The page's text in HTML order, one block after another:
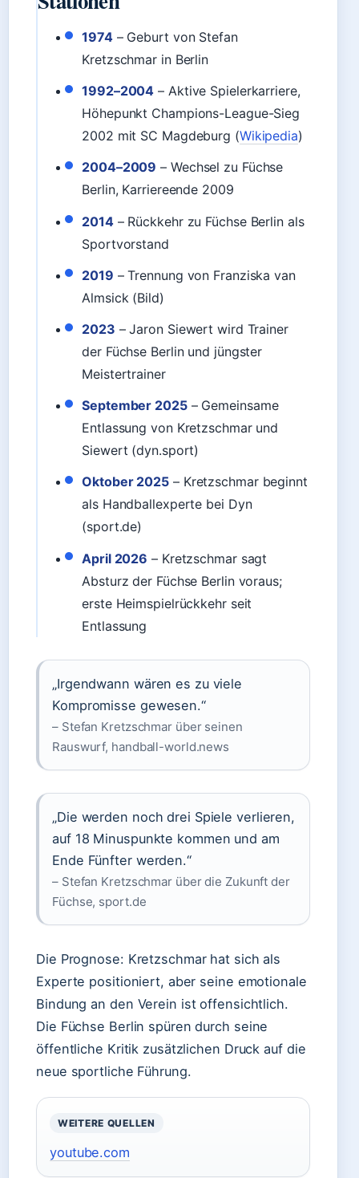
1974– Geburt von Stefan
Kretzschmar in Berlin
1992–2004 – Aktive Spielerkarriere,
Höhepunkt Champions-League-Sieg
2002 mit SC Magdeburg (Wikipedia)
2004–2009 – Wechsel zu Füchse
Berlin, Karriereende 2009
2014– Rückkehr zu Füchse Berlin als
Sportvorstand
2019 – Trennung von Franziska van
Almsick (Bild)
2023 – Jaron Siewert wird Trainer
der Füchse Berlin und jüngster
Meistertrainer
September 2025– Gemeinsame
Entlassung von Kretzschmar und
Siewert (dyn.sport)
Oktober 2025 – Kretzschmar beginnt
als Handballexperte bei Dyn
(sport.de)
April 2026 – Kretzschmar sagt
Absturz der Füchse Berlin voraus;
erste Heimspielrückkehr seit
Entlassung
„Irgendwann wären es zu viele
Kompromisse gewesen.“
– Stefan Kretzschmar über seinen
Rauswurf, handball-world.news
„Die werden noch drei Spiele verlieren,
auf 18 Minuspunkte kommen und am
Ende Fünfter werden.“
– Stefan Kretzschmar über die Zukunft der
Füchse, sport.de
Die Prognose: Kretzschmar hat sich als
Experte positioniert, aber seine emotionale
Bindung an den Verein ist offensichtlich.
Die Füchse Berlin spüren durch seine
öffentliche Kritik zusätzlichen Druck auf die
neue sportliche Führung.
WEITERE QUELLEN
youtube.com